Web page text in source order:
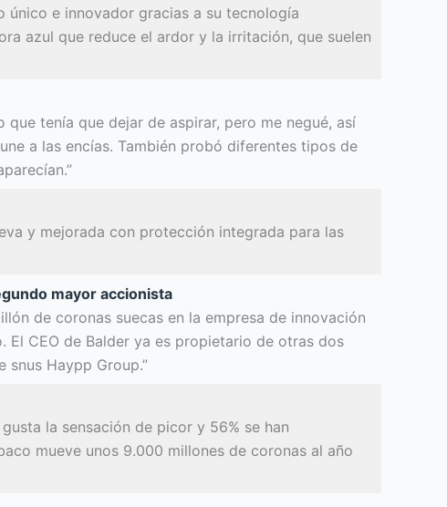
único e innovador gracias a su tecnología
azul que reduce el ardor y la irritación, que suelen
tenía que dejar de aspirar, pero me negué, así
a las encías. También probó diferentes tipos de
y mejorada con protección integrada para las
mayor accionista
de coronas suecas en la empresa de innovación
CEO de Balder ya es propietario de otras dos
snus Haypp Group.”
la sensación de picor y 56% se han
mueve unos 9.000 millones de coronas al año